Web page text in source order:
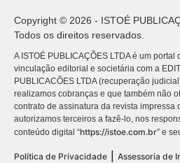
Copyright © 2026 - ISTOÉ
Todos os direitos reservados.
A ISTOÉ PUBLICAÇÕES LTDA é um
vinculação editorial e societária com a
PUBLICACÕES LTDA (recuperação
realizamos cobranças e que também não
contrato de assinatura da revista impressa
autorizamos terceiros a fazê-lo, nos
conteúdo digital “https://istoe.com.br” e
Política de Privacidade | Assessoria de